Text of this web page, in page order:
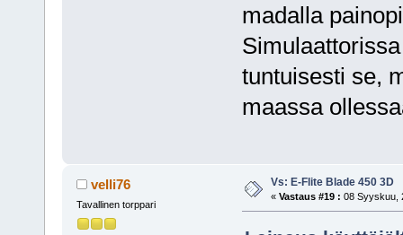
madalla
tuntuisesti se,
maassa
velli76
Tavallinen torppari
Vs: E-Flite Blade 450 3D
« Vastaus #19 : 08 Syyskuu,